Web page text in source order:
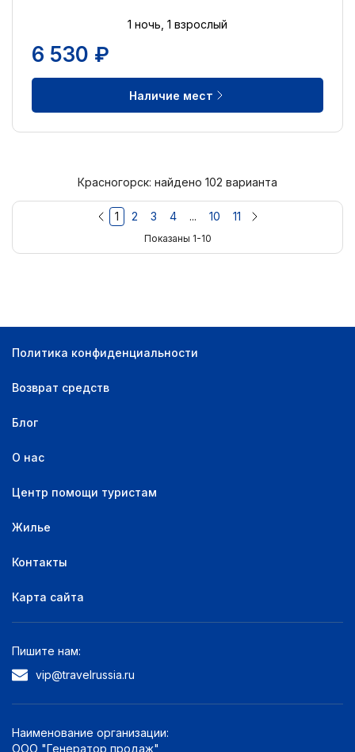
1 ночь, 1 взрослый
6 530 ₽
Наличие мест
Красногорск: найдено 102 варианта
1 2 3 4 ... 10 11
Показаны 1-10
Политика конфиденциальности
Возврат средств
Блог
О нас
Центр помощи туристам
Жилье
Контакты
Карта сайта
Пишите нам:
vip@travelrussia.ru
Наименование организации:
ООО "Генератор продаж"